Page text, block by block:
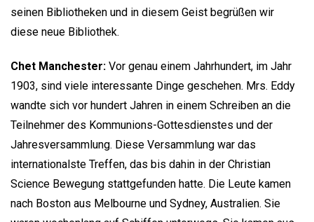
seinen Bibliotheken und in diesem Geist begrüßen wir
diese neue Bibliothek.
Chet Manchester: Vor genau einem Jahrhundert, im Jahr
1903, sind viele interessante Dinge geschehen. Mrs. Eddy
wandte sich vor hundert Jahren in einem Schreiben an die
Teilnehmer des Kommunions-Gottesdienstes und der
Jahresversammlung. Diese Versammlung war das
internationalste Treffen, das bis dahin in der Christian
Science Bewegung stattgefunden hatte. Die Leute kamen
nach Boston aus Melbourne und Sydney, Australien. Sie